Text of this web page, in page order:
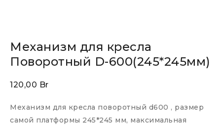
Механизм для кресла
Поворотный D-600(245*245мм)
120,00 Br
Механизм для кресла поворотный d600 , размер
самой платформы 245*245 мм, максимальная